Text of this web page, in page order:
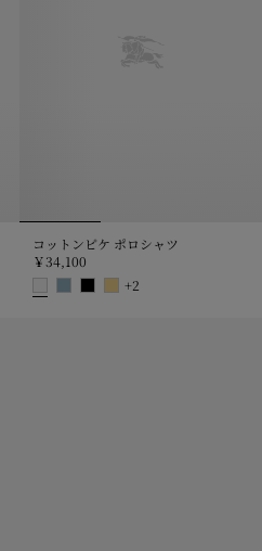
コットンピケ ポロシャツ
￥34,100
+2